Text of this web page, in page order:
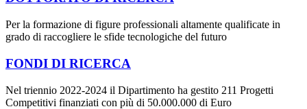
Per la formazione di figure professionali altamente qualificate in
grado di raccogliere le sfide tecnologiche del futuro
FONDI DI RICERCA
Nel triennio 2022-2024 il Dipartimento ha gestito 211 Progetti
Competitivi finanziati con più di 50.000.000 di Euro